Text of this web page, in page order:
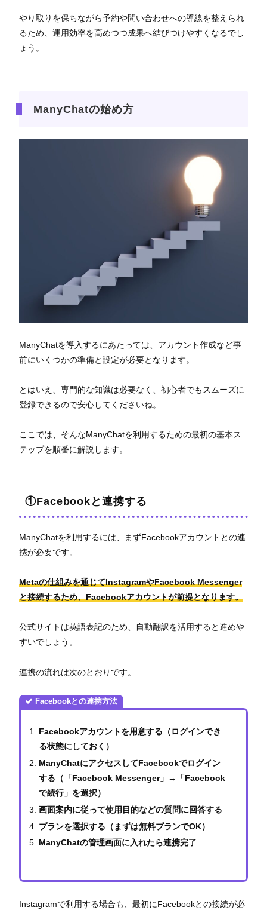
やり取りを保ちながら予約や問い合わせへの導線を整えられ
るため、運用効率を高めつつ成果へ結びつけやすくなるでし
ょう。
ManyChatの始め方
ManyChatを導入するにあたっては、アカウント作成など事
前にいくつかの準備と設定が必要となります。
とはいえ、専門的な知識は必要なく、初心者でもスムーズに
登録できるので安心してくださいね。
ここでは、そんなManyChatを利用するための最初の基本ス
テップを順番に解説します。
①Facebookと連携する
ManyChatを利用するには、まずFacebookアカウントとの連
携が必要です。
Metaの仕組みを通じてInstagramやFacebook Messenger
と接続するため、Facebookアカウントが前提となります。
公式サイトは英語表記のため、自動翻訳を活用すると進めや
すいでしょう。
連携の流れは次のとおりです。
Facebookとの連携方法
Facebookアカウントを用意する（ログインでき
る状態にしておく）
ManyChatにアクセスしてFacebookでログイン
する（「Facebook Messenger」→「Facebook
で続行」を選択）
画面案内に従って使用目的などの質問に回答する
プランを選択する（まずは無料プランでOK）
ManyChatの管理画面に入れたら連携完了
Instagramで利用する場合も、最初にFacebookとの接続が必